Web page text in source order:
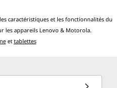
caractéristiques et les fonctionnalités du
les appareils Lenovo & Motorola.
et tablettes